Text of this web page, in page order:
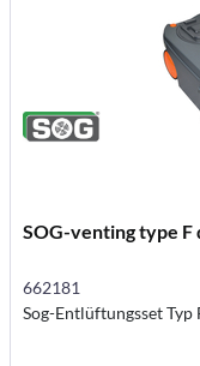
SOG-venting type F
662181
Sog-Entlüftungsset Typ